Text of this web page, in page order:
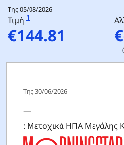
Της 05/08/2026
Τιμή 1
€144.81
Της 30/06/2026
—
: Μετοχικά ΗΠΑ Μεγάλης